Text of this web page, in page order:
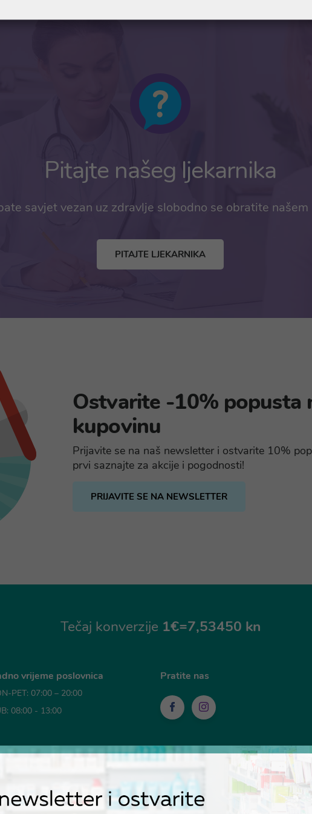
Pitajte našeg ljekarnika
savjet vezan uz zdravlje slobodno se obratite našem
PITAJTE LJEKARNIKA
Ostvarite -10% popusta
kupovinu
Prijavite se na naš newsletter i ostvarite 10%
prvi saznajte za akcije i pogodnosti!
PRIJAVITE SE NA NEWSLETTER
Tečaj konverzije 1€=7,53450 kn
vrijeme poslovnica
PET: 07:00 – 20:00
08:00 - 13:00
Pratite nas
plaćanja
©